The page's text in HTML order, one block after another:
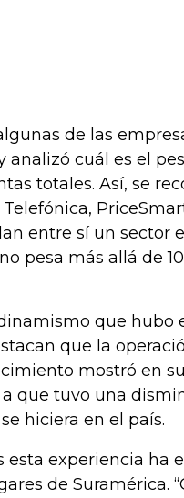
de las
analizó cuál es el
totales. Así, se
entre sí un sector
pesa más allá de
que hubo
que la
mostró en
que tuvo una
hiciera en el país.
esta experiencia ha
de Suramérica.